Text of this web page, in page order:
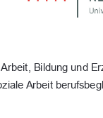
Bildung und
Arbeit